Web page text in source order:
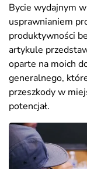
Bycie wydajnym
usprawnianiem
produktywności
artykule
oparte na moich
generalnego,
przeszkody w
potencjał.